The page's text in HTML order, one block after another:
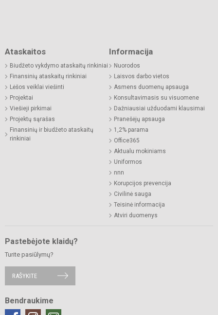
Ataskaitos
Biudžeto vykdymo ataskaitų rinkiniai
Finansinių ataskaitų rinkiniai
Lėšos veiklai viešinti
Projektai
Viešieji pirkimai
Projektų sąrašas
Finansinių ir biudžeto ataskaitų
rinkiniai
Informacija
Nuorodos
Laisvos darbo vietos
Asmens duomenų apsauga
Konsultavimasis su visuomene
Dažniausiai užduodami klausimai
Pranešėjų apsauga
1,2% parama
Office365
Aktualu mokiniams
Uniformos
nnn
Korupcijos prevencija
Civilinė sauga
Teisinė informacija
Atviri duomenys
Pastebėjote klaidų?
Turite pasiūlymų?
RAŠYKITE
Bendraukime